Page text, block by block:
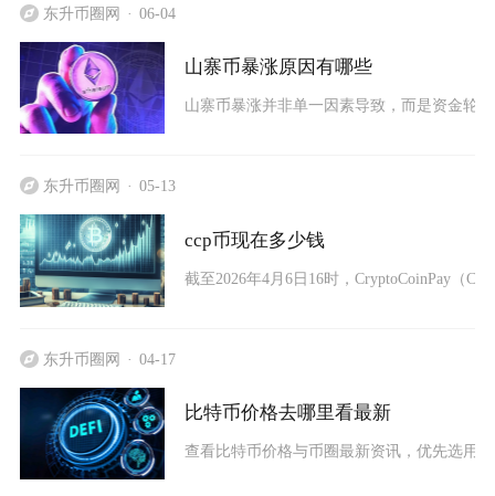
东升币圈网 06-04
山寨币暴涨原因有哪些
山寨币暴涨并非单一因素导致，而是资金轮
东升币圈网 05-13
ccp币现在多少钱
截至2026年4月6日16时，CryptoCoinPay（
东升币圈网 04-17
比特币价格去哪里看最新
查看比特币价格与币圈最新资讯，优先选用